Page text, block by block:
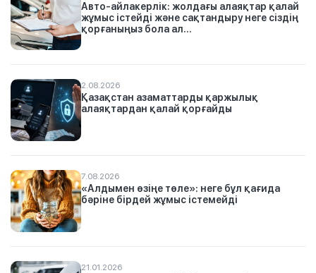
Авто-айлакерлік: жолдағы алаяқтар қалай
жұмыс істейді және сақтандыру неге сіздің
қорғаныңыз бола ал...
2.08.2026
Қазақстан азаматтарды қаржылық
алаяқтардан қалай қорғайды
7.08.2026
«Алдымен өзіңе төле»: неге бұл қағида
бәріне бірдей жұмыс істемейді
21.01.2026